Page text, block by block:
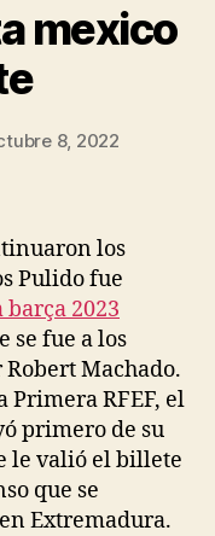
mexico
8, 2022
los
Pulido fue
barça 2023
se fue a los
Machado.
Primera RFEF, el
primero de su
le valió el billete
que se
Extremadura.